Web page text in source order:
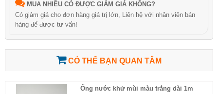
MUA NHIỀU CÓ ĐƯỢC GIẢM GIÁ KHÔNG?
Có giảm giá cho đơn hàng giá trị lớn, Liên hệ với nhân viên bán
hàng để được tư vấn!
CÓ THỂ BẠN QUAN TÂM
Ống nước khử mùi màu trắng dài 1m